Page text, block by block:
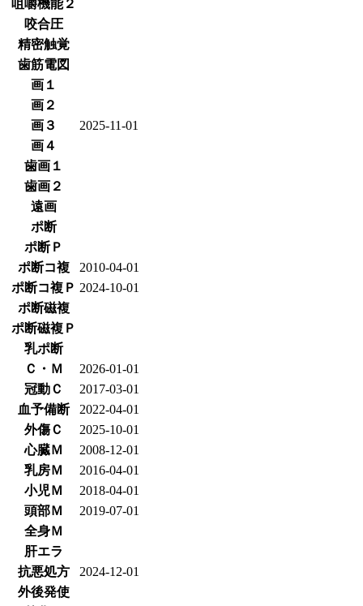
咀嚼機能２
咬合圧
精密触覚
歯筋電図
画１
画２
画３
2025-11-01
画４
歯画１
歯画２
遠画
ポ断
ポ断Ｐ
ポ断コ複
2010-04-01
ポ断コ複Ｐ 2024-10-01
ポ断磁複
ポ断磁複Ｐ
乳ポ断
Ｃ・Ｍ
2026-01-01
冠動Ｃ
2017-03-01
血予備断
2022-04-01
外傷Ｃ
2025-10-01
心臓Ｍ
2008-12-01
乳房Ｍ
2016-04-01
小児Ｍ
2018-04-01
頭部Ｍ
2019-07-01
全身Ｍ
肝エラ
抗悪処方
2024-12-01
外後発使